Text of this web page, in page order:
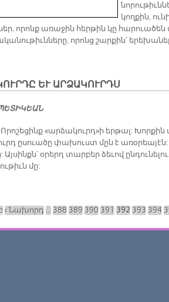
կողքին,
որոնք առաջին հերթին կը
որոնց շարքին՝
ԵՒ ԱՐ­ՁԱ­ԿՈՒՐԴՍ
«արձակուրդ»ի երթալ: Խորքին
ըսուածը փախուստ մըն է
Այսինքն՝ օրերդ տարբեր ձեւով
մը:
‹ Նախորդ … 388 389 390 391 392 393 394